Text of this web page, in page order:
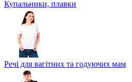
Купальники, плавки
Речі для вагітних та годуючих мам